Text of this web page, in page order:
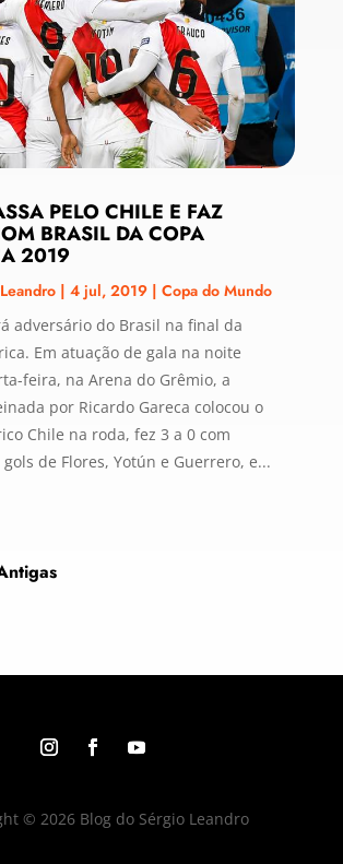
PELO CHILE E FAZ
BRASIL DA COPA
2019
| 4 jul, 2019| Copa do Mundo
adversário do Brasil na final da
Em atuação de gala na noite
feira, na Arena do Grêmio, a
por Ricardo Gareca colocou o
Chile na roda, fez 3 a 0 com
de Flores, Yotún e Guerrero, e...
© 2026 Blog do Sérgio Leandro